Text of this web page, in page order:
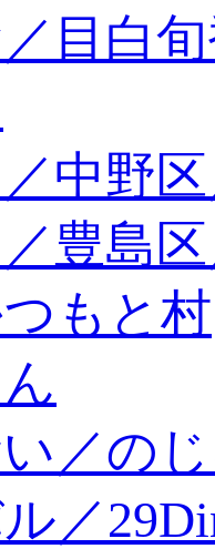
目白
中野
豊島
もと村
／の
／